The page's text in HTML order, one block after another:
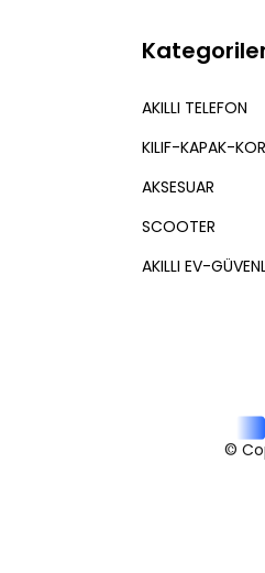
AKILLI TELEFON
KILIF-KAPAK-
AKSESUAR
SCOOTER
AKILLI EV-
©